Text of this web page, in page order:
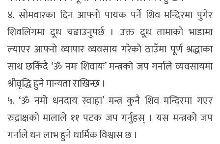
४. सोमवारका दिन आफ्नो पायक पर्ने शिव मन्दिरमा पुगेर
शिवलिंगमा दूध चढाउनुपर्छ । उक्त दूध तामाको भाडामा
ल्याएर आफ्नो व्यापार व्यवसाय गरेको ठाउँमा पूर्ण श्रद्धाका
साथ छर्किदै ‘ॐ नमः शिवायः’ मन्त्रको जप गर्नाले व्यवसायमा
श्रीवृद्धि हुने मान्यता राखिन्छ ।
५. ‘ॐ नमो धनदाय स्वाहा’ मन्त्र कुनै शिव मन्दिरमा गएर
रुद्राक्षको मालाले ११ पटक जप गर्नुहस् । यस मन्त्रको जप
गर्नाले धन लाभ हुने धार्मिक विश्वास छ ।